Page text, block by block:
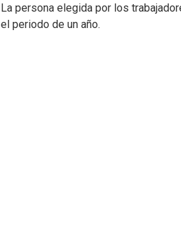
La persona elegida por los
el periodo de un año.